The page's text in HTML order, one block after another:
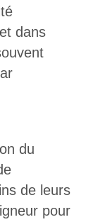
dans
du
de leurs
pour